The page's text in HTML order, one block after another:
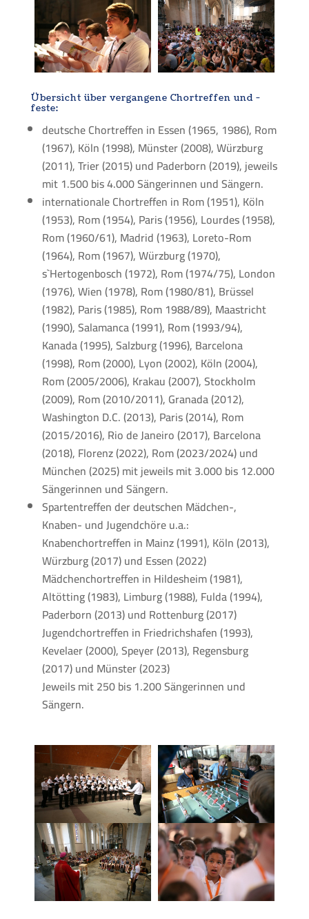
Übersicht über vergangene Chortreffen und -
feste:
deutsche Chortreffen in Essen (1965, 1986), Rom
(1967), Köln (1998), Münster (2008), Würzburg
(2011), Trier (2015) und Paderborn (2019), jeweils
mit 1.500 bis 4.000 Sängerinnen und Sängern.
internationale Chortreffen in Rom (1951), Köln
(1953), Rom (1954), Paris (1956), Lourdes (1958),
Rom (1960/61), Madrid (1963), Loreto-Rom
(1964), Rom (1967), Würzburg (1970),
s`Hertogenbosch (1972), Rom (1974/75), London
(1976), Wien (1978), Rom (1980/81), Brüssel
(1982), Paris (1985), Rom 1988/89), Maastricht
(1990), Salamanca (1991), Rom (1993/94),
Kanada (1995), Salzburg (1996), Barcelona
(1998), Rom (2000), Lyon (2002), Köln (2004),
Rom (2005/2006), Krakau (2007), Stockholm
(2009), Rom (2010/2011), Granada (2012),
Washington D.C. (2013), Paris (2014), Rom
(2015/2016), Rio de Janeiro (2017), Barcelona
(2018), Florenz (2022), Rom (2023/2024) und
München (2025) mit jeweils mit 3.000 bis 12.000
Sängerinnen und Sängern.
Spartentreffen der deutschen Mädchen-,
Knaben- und Jugendchöre u.a.:
Knabenchortreffen in Mainz (1991), Köln (2013),
Würzburg (2017) und Essen (2022)
Mädchenchortreffen in Hildesheim (1981),
Altötting (1983), Limburg (1988), Fulda (1994),
Paderborn (2013) und Rottenburg (2017)
Jugendchortreffen in Friedrichshafen (1993),
Kevelaer (2000), Speyer (2013), Regensburg
(2017) und Münster (2023)
Jeweils mit 250 bis 1.200 Sängerinnen und
Sängern.